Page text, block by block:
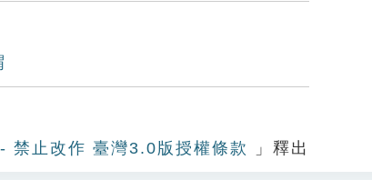
禁止改作 臺灣3.0版授權條款 」釋出